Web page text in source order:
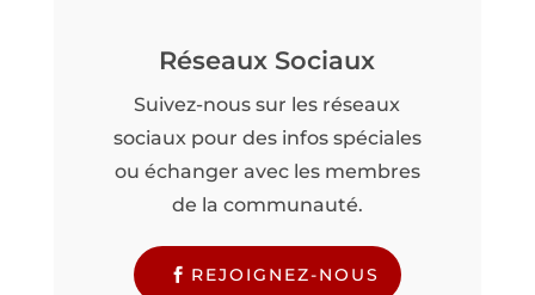
Réseaux Sociaux
Suivez-nous sur les réseaux
sociaux pour des infos spéciales
ou échanger avec les membres
de la communauté.
REJOIGNEZ-NOUS